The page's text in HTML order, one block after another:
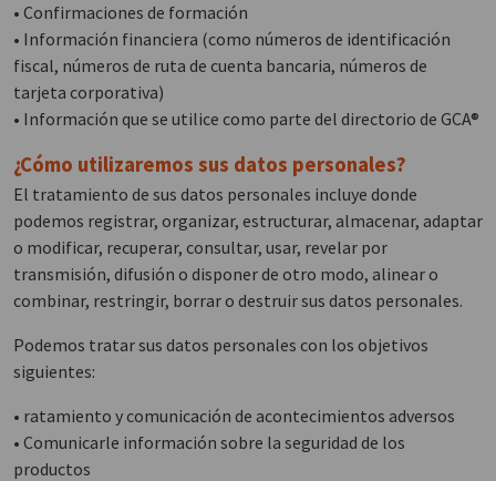
• Confirmaciones de formación
• Información financiera (como números de identificación
fiscal, números de ruta de cuenta bancaria, números de
tarjeta corporativa)
• Información que se utilice como parte del directorio de GCA®
¿Cómo utilizaremos sus datos personales?
El tratamiento de sus datos personales incluye donde
podemos registrar, organizar, estructurar, almacenar, adaptar
o modificar, recuperar, consultar, usar, revelar por
transmisión, difusión o disponer de otro modo, alinear o
combinar, restringir, borrar o destruir sus datos personales.
Podemos tratar sus datos personales con los objetivos
siguientes:
• ratamiento y comunicación de acontecimientos adversos
• Comunicarle información sobre la seguridad de los
productos